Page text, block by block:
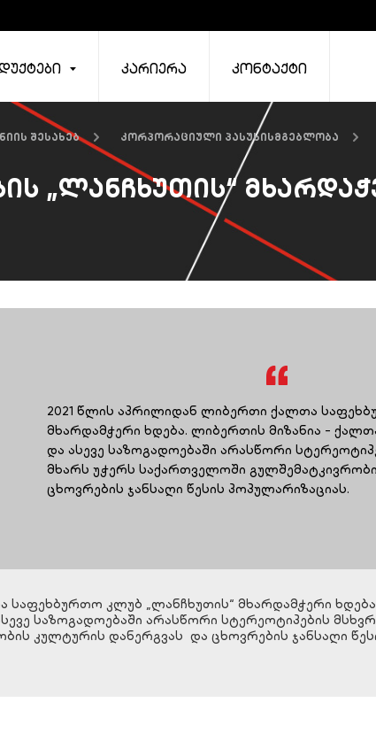
კარიერა კონტაქტი
შესახებ კორპორაციული პასუხისმგებლობა
„ლანჩხუთის“
2021 წლის აპრილიდან ლიბერთი ქალთა
მხარდამჭერი ხდება. ლიბერთის მიზანია -
და ასევე საზოგადოებაში არასწორი
მხარს უჭერს საქართველოში
ცხოვრების ჯანსაღი წესის პოპულარიზაციას.
კლუბ „ლანჩხუთის“ მხარდამჭერი
საზოგადოებაში არასწორი სტერეოტიპების
კულტურის დანერგვას და ცხოვრების ჯანსაღი